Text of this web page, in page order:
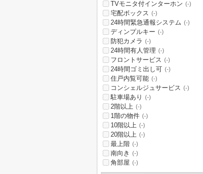
TVモニタ付インターホン (-)
宅配ボックス (-)
24時間緊急通報システム (-)
ディンプルキー (-)
防犯カメラ (-)
24時間有人管理 (-)
フロントサービス (-)
24時間ゴミ出し可 (-)
住戸内覧可能 (-)
コンシェルジュサービス (-)
駐車場あり (-)
2階以上 (-)
1階の物件 (-)
10階以上 (-)
20階以上 (-)
最上階 (-)
南向き (-)
角部屋 (-)